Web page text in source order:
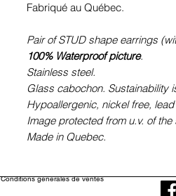
Fabriqué au Québec.
Pair of STUD shape earrings
100% Waterproof picture.
Stainless steel.
Glass cabochon. Sustainability
Hypoallergenic, nickel free,
Image protected from u.v. of the
Made in Quebec.
Conditions générales de ventes